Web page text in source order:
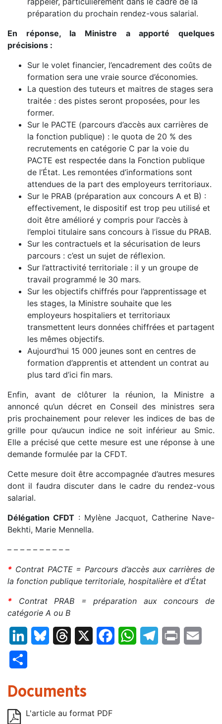
préparation du prochain rendez-vous salarial.
En réponse, la Ministre a apporté quelques
précisions :
Sur le volet financier, l’encadrement des coûts de
formation sera une vraie source d’économies.
La question des tuteurs et maitres de stages sera
traitée : des pistes seront proposées, pour les
former.
Sur le PACTE (parcours d’accès aux carrières de
la fonction publique) : le quota de 20 % des
recrutements en catégorie C par la voie du
PACTE est respectée dans la Fonction publique
de l’État. Les remontées d’informations sont
attendues de la part des employeurs territoriaux.
Sur le PRAB (préparation aux concours A et B) :
effectivement, le dispositif est trop peu utilisé et
doit être amélioré y compris pour l’accès à
l’emploi titulaire sans concours à l’issue du PRAB.
Sur les contractuels et la sécurisation de leurs
parcours : c’est un sujet de réflexion.
Sur l’attractivité territoriale : il y un groupe de
travail programmé le 30 mars.
Sur les objectifs chiffrés pour l’apprentissage et
les stages, la Ministre souhaite que les
employeurs hospitaliers et territoriaux
transmettent leurs données chiffrées et partagent
les mêmes objectifs.
Aujourd’hui 15 000 jeunes sont en centres de
formation d’apprentis et attendent un contrat au
plus tard d’ici fin mars.
Enfin, avant de clôturer la réunion, la Ministre a
annoncé qu’un décret en Conseil des ministres sera
pris prochainement pour relever les indices de bas de
grille pour qu’aucun indice ne soit inférieur au Smic.
Elle a précisé que cette mesure est une réponse à une
demande formulée par la CFDT.
Cette mesure doit être accompagnée d’autres mesures
dont il faudra discuter dans le cadre du rendez-vous
salarial.
Délégation CFDT : Mylène Jacquot, Catherine Nave-
Bekhti, Marie Mennella.
– – – – – – – – – –
* Contrat PACTE = Parcours d’accès aux carrières de
la fonction publique territoriale, hospitalière et d’État
* Contrat PRAB = préparation aux concours de
catégorie A ou B
LinkedInBluesky Threads FacebookWhatsAppTelegram
Print
Documents
L'article au format PDF